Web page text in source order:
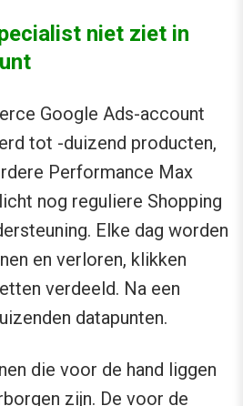
niet ziet in
Google Ads-account
tot -duizend producten,
Performance Max
nog reguliere Shopping
Elke dag worden
en verloren, klikken
verdeeld. Na een
datapunten.
die voor de hand liggen
zijn. De voor de